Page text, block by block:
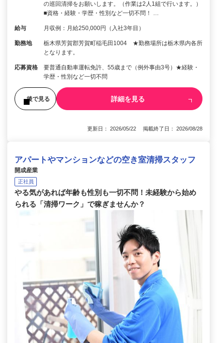
の巡回清掃をお願いします。（作業は2人1組で行います。）
■資格・経験・学歴・性別など一切不問！ …
給与 月収例：月給250,000円（入社3年目）
勤務地
栃木県芳賀郡芳賀町稲毛田1004 ★勤務場所は栃木県内各所
となります。
応募資格
要普通自動車運転免許、55歳まで（例外事由3号）★経験・
学歴・性別など一切不問
後で見る 詳細を見る
更新日： 2026/05/22 掲載終了日： 2026/08/28
アパートやマンションなどの空き室清掃スタッフ
開成産業
正社員
やる気があれば年齢も性別も一切不問！未経験から始め
られる「清掃ワーク」で稼ぎませんか？